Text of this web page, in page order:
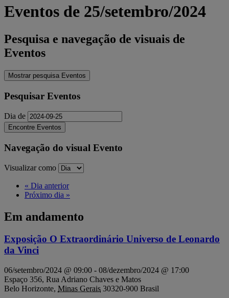
Eventos de 25/setembro/2024
Pesquisa e navegação de visuais de
Eventos
Mostrar pesquisa Eventos
Pesquisar Eventos
Dia de
Navegação do visual Evento
Visualizar como
« Dia anterior
Próximo dia »
Em andamento
Exposição O Extraordinário Universo de Leonardo
da Vinci
06/setembro/2024 @ 09:00 - 08/dezembro/2024 @ 17:00
Espaço 356, Rua Adriano Chaves e Matos
Belo Horizonte, Minas Gerais 30320-900 Brasil